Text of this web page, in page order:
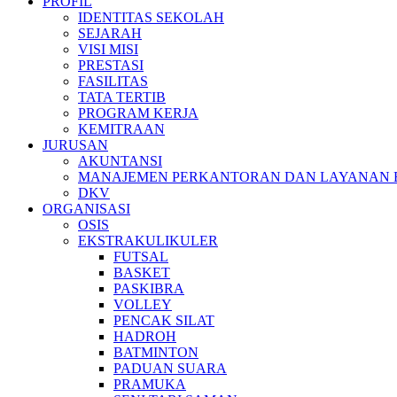
IDENTITAS SEKOLAH
SEJARAH
VISI MISI
PRESTASI
FASILITAS
TATA TERTIB
PROGRAM KERJA
KEMITRAAN
JURUSAN
AKUNTANSI
MANAJEMEN PERKANTORAN DAN LAYANAN
DKV
ORGANISASI
OSIS
EKSTRAKULIKULER
FUTSAL
BASKET
PASKIBRA
VOLLEY
PENCAK SILAT
HADROH
BATMINTON
PADUAN SUARA
PRAMUKA